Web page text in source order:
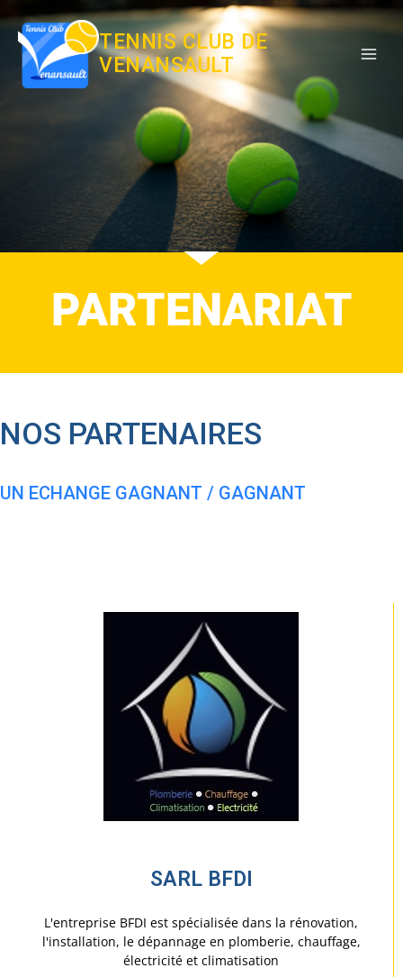
TENNIS CLUB DE
VENANSAULT
PARTENARIAT
NOS PARTENAIRES
UN ECHANGE GAGNANT / GAGNANT
SARL BFDI
L'entreprise BFDI est spécialisée dans la rénovation,
l'installation, le dépannage en plomberie, chauffage,
électricité et climatisation